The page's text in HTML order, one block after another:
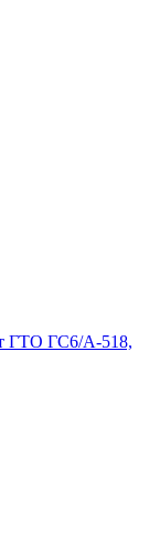
ГТО ГС6/А-518,